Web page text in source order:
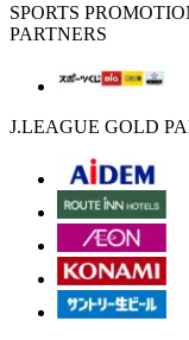
SPORTS
PARTNERS
J.LEAGUE GOLD